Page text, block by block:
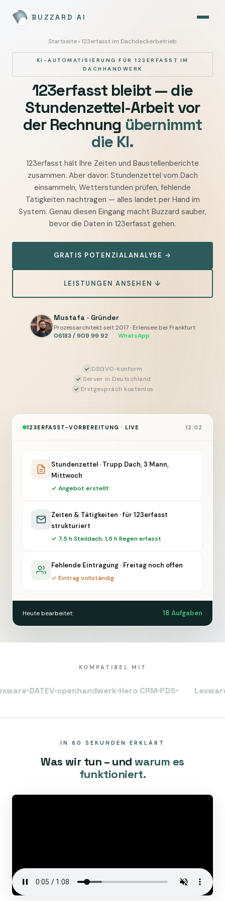
BUZZARD AI
Startseite › 123erfasst im Dachdeckerbetrieb
KI-AUTOMATISIERUNG FÜR 123ERFASST IM
DACHHANDWERK
123erfasst bleibt — die
Stundenzettel-Arbeit vor
der Rechnung übernimmt
die KI.
123erfasst
im
Dachdeckerbetrieb
mit
KI
Zeiten,
Baustellendaten
und
Rechnungsgrundlagen
123erfasst
vorbereiten,
geben
frei
123erfasst hält Ihre Zeiten und Baustellenberichte
zusammen. Aber davor: Stundenzettel vom Dach
einsammeln, Wetterstunden prüfen, fehlende
Tätigkeiten nachtragen — alles landet per Hand im
System. Genau diesen Eingang macht Buzzard sauber,
bevor die Daten in 123erfasst gehen.
GRATIS POTENZIALANALYSE →
LEISTUNGEN ANSEHEN ↓
Mustafa · Gründer
Prozessarchitekt seit 2017 · Erlensee bei Frankfurt
06183 / 909 99 92
WhatsApp
DSGVO-konform
Server in Deutschland
Erstgespräch kostenlos
123ERFASST-VORBEREITUNG · LIVE 12:02
Stundenzettel · Trupp Dach, 3 Mann,
Mittwoch
✓ Angebot erstellt
Zeiten & Tätigkeiten · für 123erfasst
strukturiert
✓ 7,5 h Steildach, 1,5 h Regen erfasst
Fehlende Eintragung · Freitag noch offen
✓ Eintrag vollständig
Heute bearbeitet: 18 Aufgaben
KOMPATIBEL MIT
DATEV openhandwerk Hero CRM PDS Lexware
IN 60 SEKUNDEN ERKLÄRT
Was wir tun – und warum es
funktioniert.